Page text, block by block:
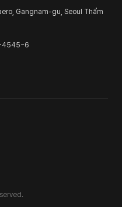
Gangnam-gu, Seoul Thẩm